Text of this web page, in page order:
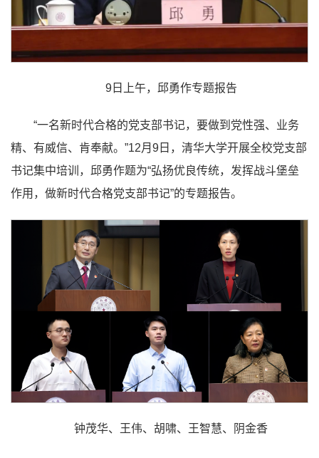
9日上午，邱勇作专题报告
“一名新时代合格的党支部书记，要做到党性强、业务
精、有威信、肯奉献。”12月9日，清华大学开展全校党支部
书记集中培训，邱勇作题为“弘扬优良传统，发挥战斗堡垒
作用，做新时代合格党支部书记”的专题报告。
钟茂华、王伟、胡啸、王智慧、阴金香